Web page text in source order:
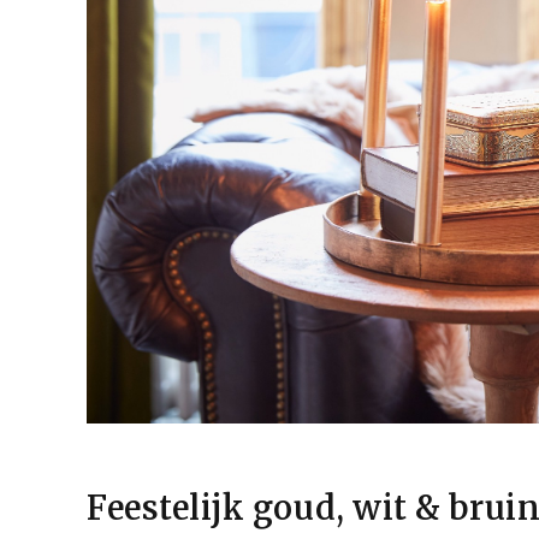
Feestelijk goud, wit &